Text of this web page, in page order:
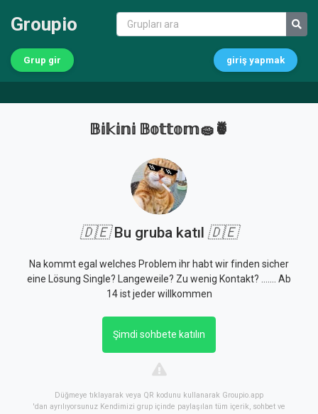
Groupio
Grup gir giriş yapmak
𝔹𝕚𝕜𝕚𝕟𝕚 𝔹𝕠𝕥𝕥𝕠𝕞🧽🍍
🇩🇪Bu gruba katıl 🇩🇪
Na kommt egal welches Problem ihr habt wir finden sicher
eine Lösung Single? Langeweile? Zu wenig Kontakt? ....... Ab
14 ist jeder willkommen
Şimdi sohbete katılın
Düğmeye tıklayarak veya QR kodunu kullanarak Groupio.app
'dan ayrılıyorsunuz Kendimizi grup içinde paylaşılan tüm içerik, sohbet ve